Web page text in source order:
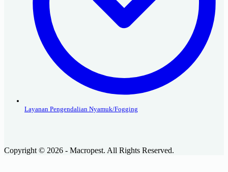
Layanan Pengendalian Nyamuk/Fogging
Copyright © 2026 - Macropest. All Rights Reserved.